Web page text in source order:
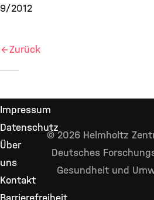
9/2012
Zurück
Impressum
Datenschutz
Über
uns
Kontakt
© 2026 Helmholtz
Deutsches
Gesundheit und